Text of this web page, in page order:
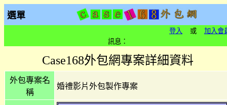
選單
登入 或 加入會
訊息：
Case168外包網專案詳細資料
外包專案名
稱
婚禮影片外包製作專案